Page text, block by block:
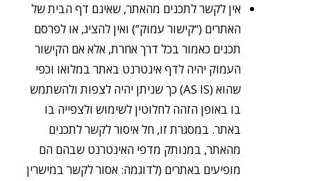
אין לקשר לתכנים מהאתר, שאינם דף הבית של
האתרים (“קישור עמוק”) ואין להציג, או לפרסם
תכנים כאמור בכל דרך אחרת, אלא אם הקישור
העמוק יהיה לדף אינטרנט באתר במלואו וכפי
שהוא (AS IS) כך שניתן יהיה לצפות ולהשתמש
בו באופן הזהה לחלוטין לשימוש ולצפייה בו
באתר. במסגרת זו, חל איסור לקשר לתכנים
מהאתר, במנותק מדפי האינטרנט שבהם הם
מופיעים באתרים (לדוגמה: אסור לקשר במישרין